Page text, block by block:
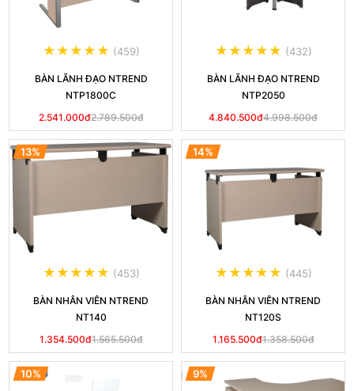
(459)
BÀN LÃNH ĐẠO NTREND
NTP1800C
2.541.000đ2.789.500đ
(432)
BÀN LÃNH ĐẠO NTREND
NTP2050
4.840.500đ4.998.500đ
13%
(453)
BÀN NHÂN VIÊN NTREND
NT140
1.354.500đ1.565.500đ
14%
(445)
BÀN NHÂN VIÊN NTREND
NT120S
1.165.500đ1.358.500đ
10% 9%